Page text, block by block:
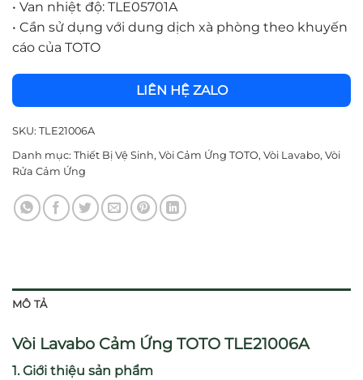
• Van nhiệt độ: TLE05701A
• Cần sử dụng với dung dịch xà phòng theo khuyến
cáo của TOTO
LIÊN HỆ ZALO
SKU: TLE21006A
Danh mục: Thiết Bị Vệ Sinh, Vòi Cảm Ứng TOTO, Vòi Lavabo, Vòi
Rửa Cảm Ứng
MÔ TẢ
Vòi Lavabo Cảm Ứng TOTO TLE21006A
1. Giới thiệu sản phẩm